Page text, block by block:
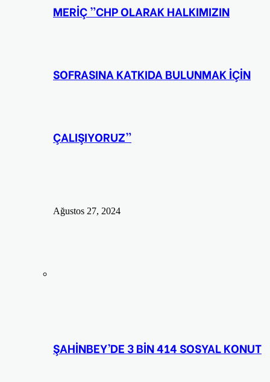
MERİÇ ”CHP OLARAK HALKIMIZIN
SOFRASINA KATKIDA BULUNMAK İÇİN
ÇALIŞIYORUZ”
Ağustos 27, 2024
ŞAHİNBEY’DE 3 BİN 414 SOSYAL KONUT